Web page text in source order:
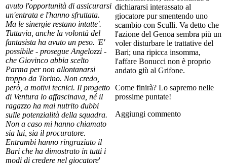
avuto l'opportunità di assicurarsi
un'entrata e l'hanno sfruttata.
Ma le sinergie restano intatte'.
Tuttavia, anche la volontà del
fantasista ha avuto un peso. 'E'
possibile - prosegue Angelozzi -
che Giovinco abbia scelto
Parma per non allontanarsi
troppo da Torino. Non credo,
però, a motivi tecnici. Il progetto
di Ventura lo affascinava, né il
ragazzo ha mai nutrito dubbi
sulle potenzialità della squadra.
Non a caso mi hanno chiamato
sia lui, sia il procuratore.
Entrambi hanno ringraziato il
Bari che ha dimostrato in tutti i
modi di credere nel giocatore'
dichiararsi interassato al
giocatore pur smentendo uno
scambio con Sculli. Va detto che
l'azione del Genoa sembra più un
voler disturbare le trattative del
Bari; una ripicca insomma,
l'affare Bonucci non è proprio
andato giù al Grifone.
Come finirà? Lo sapremo nelle
prossime puntate!
Aggiungi commento